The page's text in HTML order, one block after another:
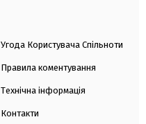
Угода Користувача Спільноти
Правила коментування
Технічна інформація
Контакти